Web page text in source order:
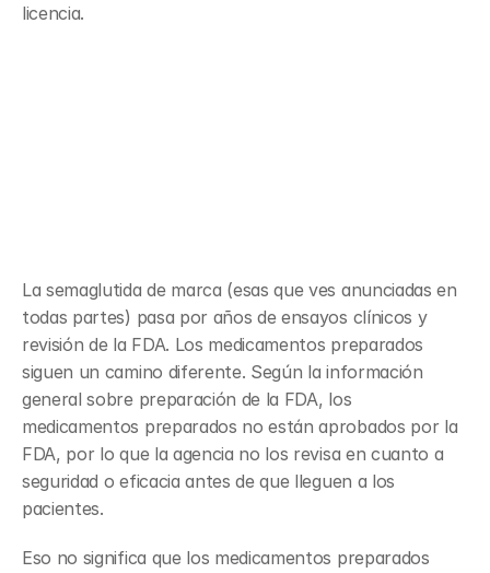
licencia.
La semaglutida de marca (esas que ves anunciadas en
todas partes) pasa por años de ensayos clínicos y
revisión de la FDA. Los medicamentos preparados
siguen un camino diferente. Según la información
general sobre preparación de la FDA, los
medicamentos preparados no están aprobados por la
FDA, por lo que la agencia no los revisa en cuanto a
seguridad o eficacia antes de que lleguen a los
pacientes.
Eso no significa que los medicamentos preparados